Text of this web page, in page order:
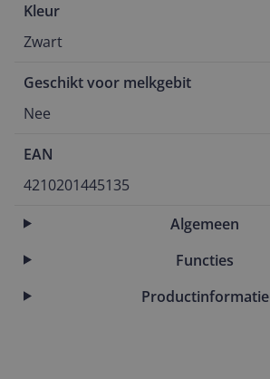
Kleur
Zwart
Geschikt voor melkgebit
Nee
EAN
4210201445135
Algemeen
Functies
Productinformatie